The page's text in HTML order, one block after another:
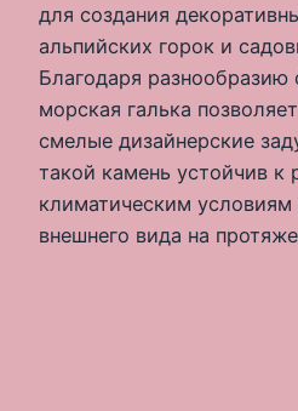
для создания
альпийских горок и
Благодаря
морская галька
смелые дизайнерские
такой камень устойчив к
климатическим условиям
внешнего вида на